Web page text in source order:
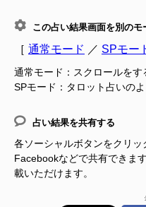
この占い結果画面を別のモ
［ 通常モード ／ SPモー
通常モード：スクロールを
SPモード：タロット占いの
占い結果を共有する
各ソーシャルボタンをクリ
Facebookなどで共有できま
載いただけます。